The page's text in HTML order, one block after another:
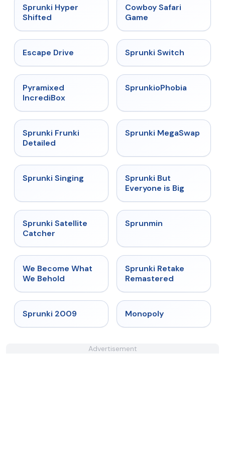
★
Sprunki Hyper
Shifted
Cowboy Safari
Game
Escape Drive ★
Sprunki Switch
Pyramixed
IncrediBox
★
SprunkioPhobia
★
Sprunki Frunki
Detailed
★ 4.5
Sprunki MegaSwap
★
Sprunki Singing
Sprunki But
Everyone is Big
★ 4.4
Sprunki Satellite
Catcher
Sprunmin
★ 4.7
We Become What
We Behold
Sprunki Retake
Remastered
Sprunki 2009 Monopoly
Advertisement